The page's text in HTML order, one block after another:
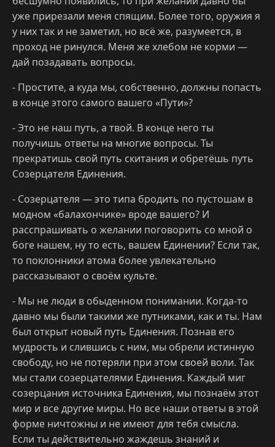
уже прирезали меня спящим. Более того, оружия я
у них так и не заметил, но всё же, разумеется, в
проход не ринулся. Меня же хлебом не корми —
дай позадавать вопросы.
- Простите, а куда мы, собственно, должны попасть
в конце этого самого вашего «Пути»?
- Это не наш путь, а твой. В конце него ты
получишь ответы на многие вопросы. Ты
прекратишь свой путь скитания и обретёшь путь
Созерцателя Единения.
- Созерцателя — это типа бродить по пустошам в
модном «балахончике» вроде вашего? И
расспрашивать о желании поговорить со мной о
боге нашем, ну то есть, вашем Единении? Если так,
то поклонники атома более увлекательно
рассказывают о своём культе.
- Мы не люди в обыденном понимании. Когда-то
давно мы были такими же путниками, как и ты. Нам
был открыт новый путь Единения. Познав его
мудрость и слившись с ним, мы обрели истинную
свободу, но не потеряли при этом своей воли. Так
мы стали созерцателями Единения. Каждый миг
созерцания источника Единения, мы познаём этот
мир и все другие миры. Но все наши ответы в этой
форме ничтожны и не имеют для тебя смысла.
Если ты действительно жаждешь знаний и